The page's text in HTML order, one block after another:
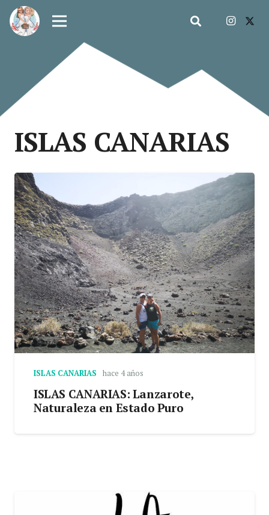
ISLAS CANARIAS
ISLAS CANARIAS hace 4 años
ISLAS CANARIAS: Lanzarote,
Naturaleza en Estado Puro